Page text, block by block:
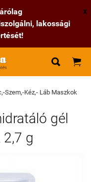
lakossági
X
 
Szem,-Kéz,- Láb Maszkok
gél
g